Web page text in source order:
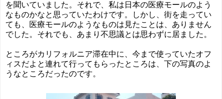
を聞いていました。それで、私は日本の医療モールのよう
なものかなと思っていたわけです。しかし、街を走ってい
ても、医療モールのようなものは見たことは、ありません
でした。それでも、あまり不思議とは思わずに居ました。
ところがカリフォルニア滞在中に、今まで使っていたオフ
ィスだよと連れて行ってもらったところは、下の写真のよ
うなところだったのです。